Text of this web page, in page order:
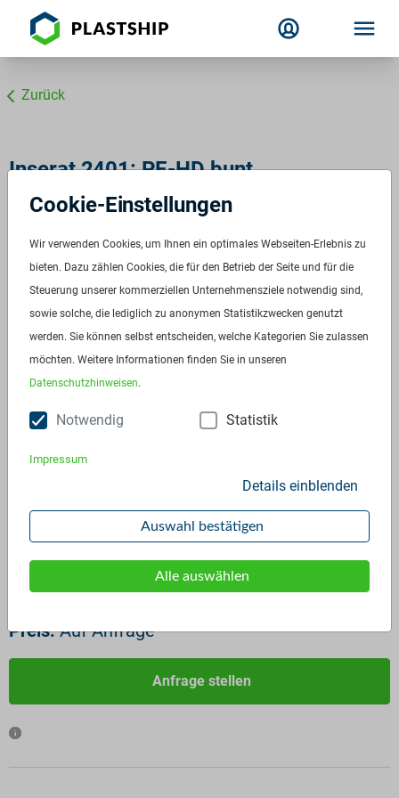
Zurück
Inserat 2401: PE-HD bunt
Frequenz:Auf Anfrage
Standardverpackung/Bereitstellungsart:Sonstige
Preis:Auf Anfrage
Anfrage stellen
Cookie-Einstellungen
Wir verwenden Cookies, um Ihnen ein optimales Webseiten-Erlebnis zu
bieten. Dazu zählen Cookies, die für den Betrieb der Seite und für die
Steuerung unserer kommerziellen Unternehmensziele notwendig sind,
sowie solche, die lediglich zu anonymen Statistikzwecken genutzt
werden. Sie können selbst entscheiden, welche Kategorien Sie zulassen
möchten. Weitere Informationen finden Sie in unseren
Datenschutzhinweisen.
Notwendig Statistik
Impressum
Details einblenden
Auswahl bestätigen
Alle auswählen